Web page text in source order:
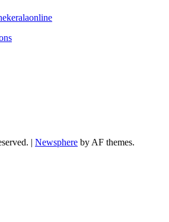
| Newsphere by AF themes.